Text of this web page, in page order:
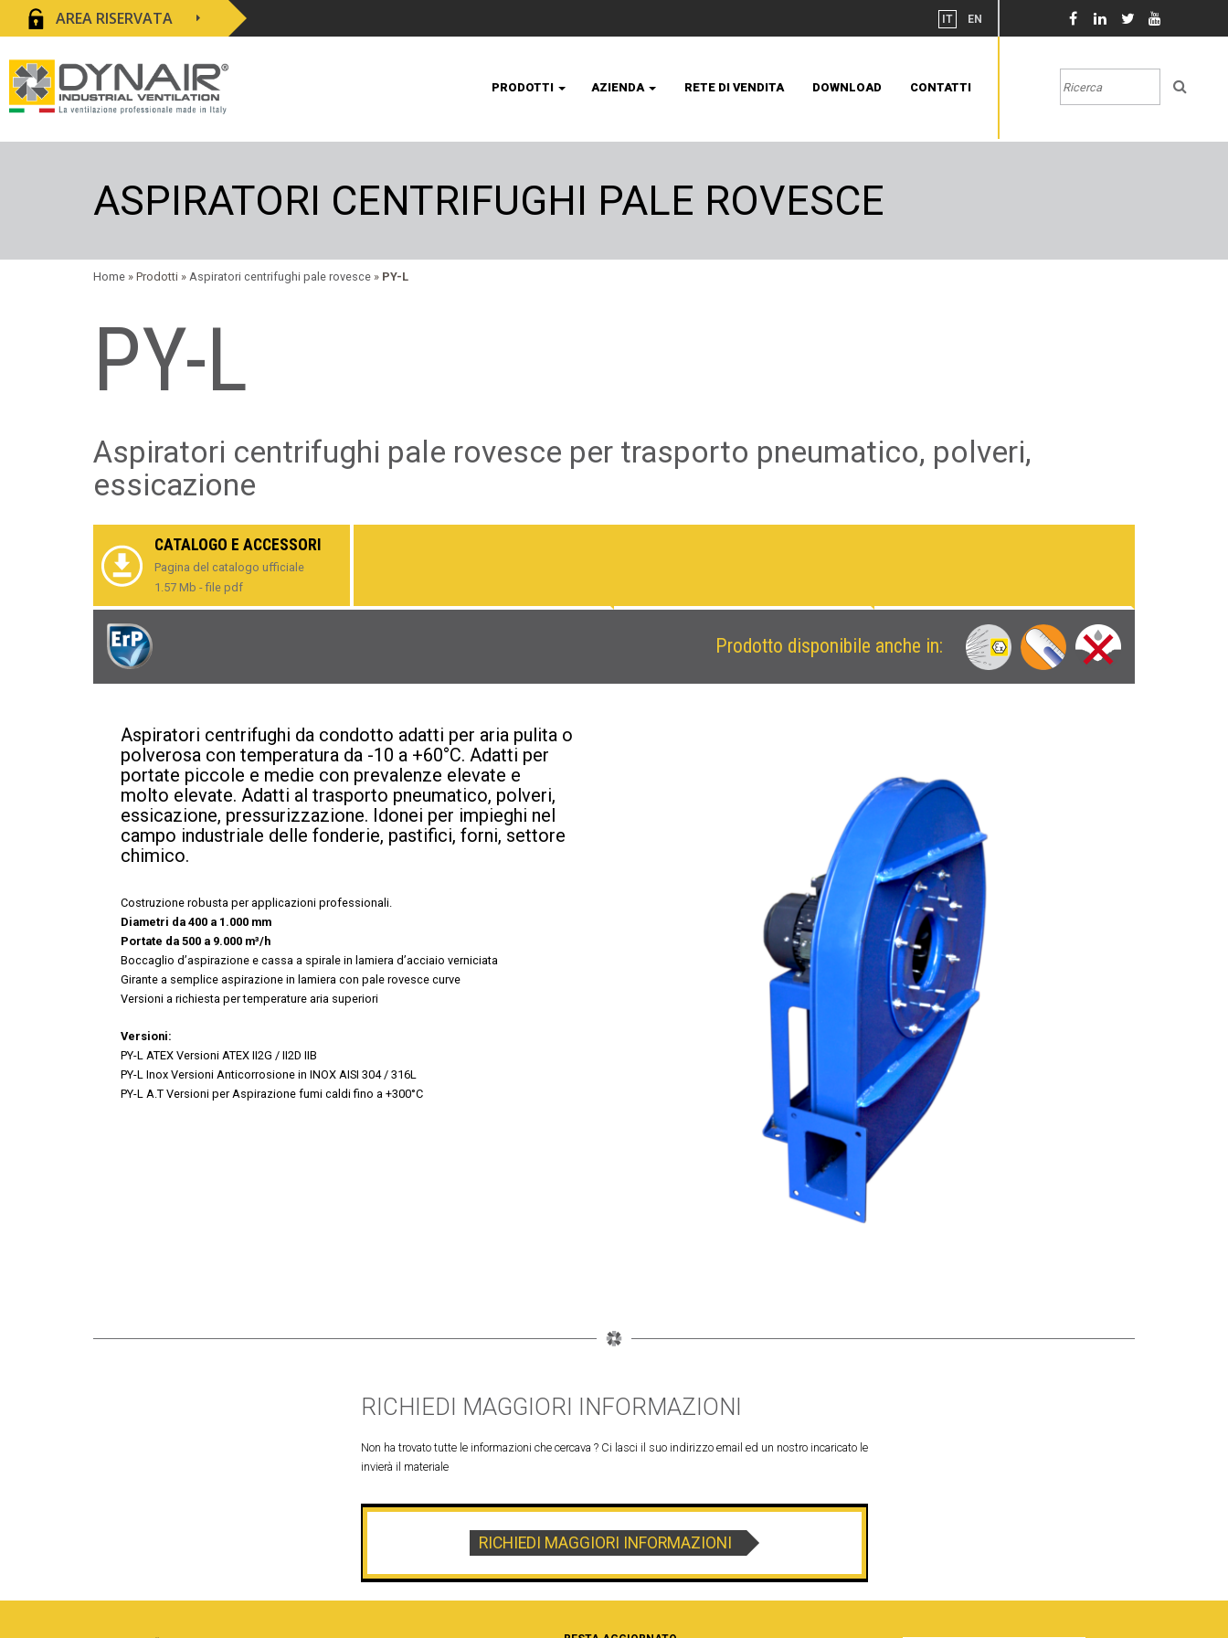
AREA RISERVATA IT EN
PRODOTTI AZIENDA RETE DI VENDITA DOWNLOAD CONTATTI
ASPIRATORI CENTRIFUGHI PALE ROVESCE
Home » Prodotti » Aspiratori centrifughi pale rovesce » PY-L
PY-L
Aspiratori centrifughi pale rovesce per trasporto pneumatico, polveri,
essicazione
CATALOGO E ACCESSORI
Pagina del catalogo ufficiale
1.57 Mb - file pdf
Prodotto disponibile anche in:
Aspiratori centrifughi da condotto adatti per aria pulita o
polverosa con temperatura da -10 a +60°C. Adatti per
portate piccole e medie con prevalenze elevate e
molto elevate. Adatti al trasporto pneumatico, polveri,
essicazione, pressurizzazione. Idonei per impieghi nel
campo industriale delle fonderie, pastifici, forni, settore
chimico.
Costruzione robusta per applicazioni professionali.
Diametri da 400 a 1.000 mm
Portate da 500 a 9.000 m³/h
Boccaglio d’aspirazione e cassa a spirale in lamiera d’acciaio verniciata
Girante a semplice aspirazione in lamiera con pale rovesce curve
Versioni a richiesta per temperature aria superiori
Versioni:
PY-L ATEX Versioni ATEX II2G / II2D IIB
PY-L Inox Versioni Anticorrosione in INOX AISI 304 / 316L
PY-L A.T Versioni per Aspirazione fumi caldi fino a +300°C
RICHIEDI MAGGIORI INFORMAZIONI
Non ha trovato tutte le informazioni che cercava ? Ci lasci il suo indirizzo email ed un nostro incaricato le
invierà il materiale
RICHIEDI MAGGIORI INFORMAZIONI